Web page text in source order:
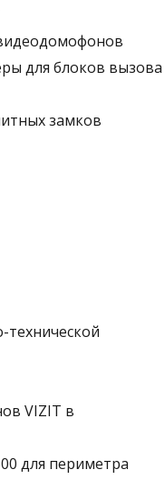
для блоков вызова
замков
VIZIT в
для периметра